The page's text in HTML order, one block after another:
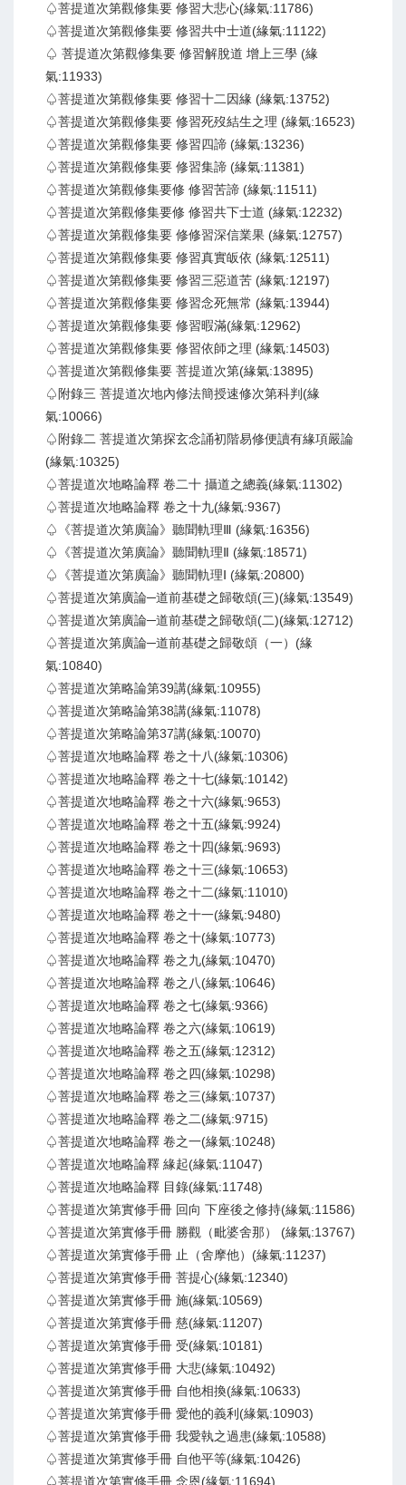
♤菩提道次第觀修集要 修習大悲心(緣氣:11786)
♤菩提道次第觀修集要 修習共中士道(緣氣:11122)
♤ 菩提道次第觀修集要 修習解脫道 增上三學 (緣
氣:11933)
♤菩提道次第觀修集要 修習十二因緣 (緣氣:13752)
♤菩提道次第觀修集要 修習死歿結生之理 (緣氣:16523)
♤菩提道次第觀修集要 修習四諦 (緣氣:13236)
♤菩提道次第觀修集要 修習集諦 (緣氣:11381)
♤菩提道次第觀修集要修 修習苦諦 (緣氣:11511)
♤菩提道次第觀修集要修 修習共下士道 (緣氣:12232)
♤菩提道次第觀修集要 修修習深信業果 (緣氣:12757)
♤菩提道次第觀修集要 修習真實皈依 (緣氣:12511)
♤菩提道次第觀修集要 修習三惡道苦 (緣氣:12197)
♤菩提道次第觀修集要 修習念死無常 (緣氣:13944)
♤菩提道次第觀修集要 修習暇滿(緣氣:12962)
♤菩提道次第觀修集要 修習依師之理 (緣氣:14503)
♤菩提道次第觀修集要 菩提道次第(緣氣:13895)
♤附錄三 菩提道次地內修法簡授速修次第科判(緣
氣:10066)
♤附錄二 菩提道次第探玄念誦初階易修便讀有緣項嚴論
(緣氣:10325)
♤菩提道次地略論釋 卷二十 攝道之總義(緣氣:11302)
♤菩提道次地略論釋 卷之十九(緣氣:9367)
♤《菩提道次第廣論》聽聞軌理Ⅲ (緣氣:16356)
♤《菩提道次第廣論》聽聞軌理Ⅱ (緣氣:18571)
♤《菩提道次第廣論》聽聞軌理Ⅰ (緣氣:20800)
♤菩提道次第廣論─道前基礎之歸敬頌(三)(緣氣:13549)
♤菩提道次第廣論─道前基礎之歸敬頌(二)(緣氣:12712)
♤菩提道次第廣論─道前基礎之歸敬頌（一）(緣
氣:10840)
♤菩提道次第略論第39講(緣氣:10955)
♤菩提道次第略論第38講(緣氣:11078)
♤菩提道次第略論第37講(緣氣:10070)
♤菩提道次地略論釋 卷之十八(緣氣:10306)
♤菩提道次地略論釋 卷之十七(緣氣:10142)
♤菩提道次地略論釋 卷之十六(緣氣:9653)
♤菩提道次地略論釋 卷之十五(緣氣:9924)
♤菩提道次地略論釋 卷之十四(緣氣:9693)
♤菩提道次地略論釋 卷之十三(緣氣:10653)
♤菩提道次地略論釋 卷之十二(緣氣:11010)
♤菩提道次地略論釋 卷之十一(緣氣:9480)
♤菩提道次地略論釋 卷之十(緣氣:10773)
♤菩提道次地略論釋 卷之九(緣氣:10470)
♤菩提道次地略論釋 卷之八(緣氣:10646)
♤菩提道次地略論釋 卷之七(緣氣:9366)
♤菩提道次地略論釋 卷之六(緣氣:10619)
♤菩提道次地略論釋 卷之五(緣氣:12312)
♤菩提道次地略論釋 卷之四(緣氣:10298)
♤菩提道次地略論釋 卷之三(緣氣:10737)
♤菩提道次地略論釋 卷之二(緣氣:9715)
♤菩提道次地略論釋 卷之一(緣氣:10248)
♤菩提道次地略論釋 緣起(緣氣:11047)
♤菩提道次地略論釋 目錄(緣氣:11748)
♤菩提道次第實修手冊 回向 下座後之修持(緣氣:11586)
♤菩提道次第實修手冊 勝觀（毗婆舍那） (緣氣:13767)
♤菩提道次第實修手冊 止（舍摩他）(緣氣:11237)
♤菩提道次第實修手冊 菩提心(緣氣:12340)
♤菩提道次第實修手冊 施(緣氣:10569)
♤菩提道次第實修手冊 慈(緣氣:11207)
♤菩提道次第實修手冊 受(緣氣:10181)
♤菩提道次第實修手冊 大悲(緣氣:10492)
♤菩提道次第實修手冊 自他相換(緣氣:10633)
♤菩提道次第實修手冊 愛他的義利(緣氣:10903)
♤菩提道次第實修手冊 我愛執之過患(緣氣:10588)
♤菩提道次第實修手冊 自他平等(緣氣:10426)
♤菩提道次第實修手冊 念恩(緣氣:11694)